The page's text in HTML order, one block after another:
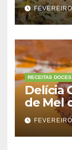
RECEITAS DOCES
Delícia
de Mel